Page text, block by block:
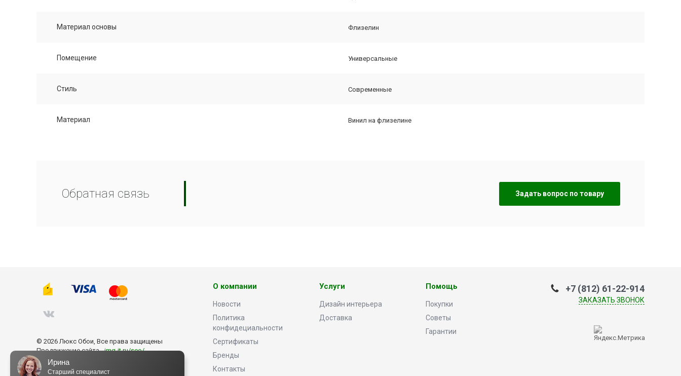
Материал основы Флизелин
Помещение Универсальные
Стиль Современные
Материал Винил на флизелине
Обратная связь Задать вопрос по товару
© 2026 Люкс Обои, Все права защищены
Продвижение сайта -img-it.ru/seo/
О компании
Новости
Политика
конфидециальности
Сертификаты
Бренды
Контакты
Услуги
Дизайн интерьера
Доставка
Помощь
Покупки
Советы
Гарантии
+7 (812) 61-22-914
ЗАКАЗАТЬ ЗВОНОК
Ирина
Старший специалист